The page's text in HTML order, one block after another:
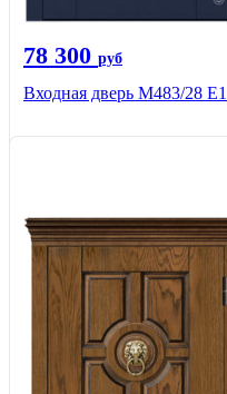
78 300 руб
Входная дверь М483/28 Е1